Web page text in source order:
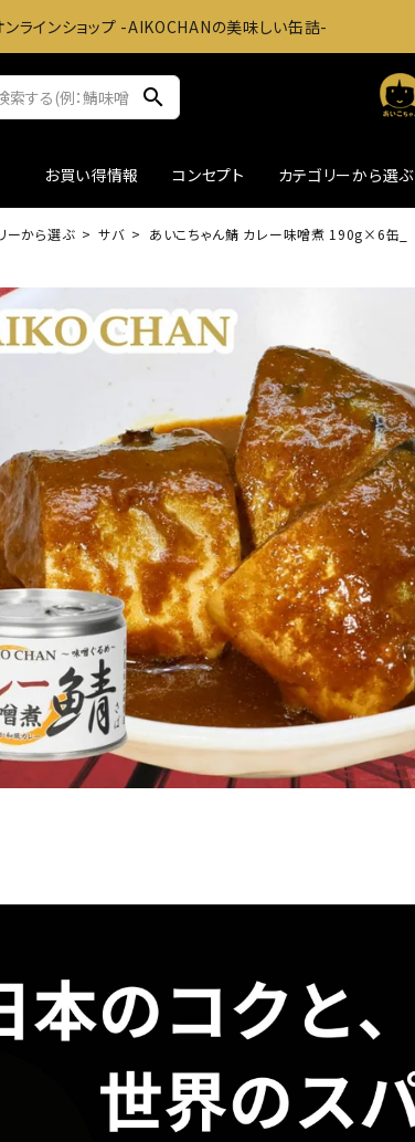
ラインショップ -AIKOCHANの美味しい缶詰-
search
お買い得情報 コンセプト カテゴリーから選ぶ
ーから選ぶ サバ あいこちゃん鯖 カレー味噌煮 190g×6缶_